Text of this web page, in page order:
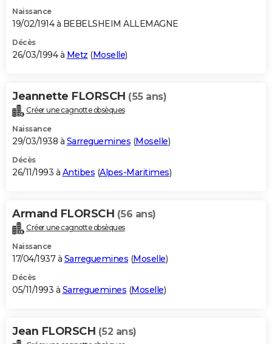
Naissance
19/02/1914 à BEBELSHEIM ALLEMAGNE
Décès
26/03/1994 à Metz (Moselle)
Jeannette FLORSCH (55 ans)
Créer une cagnotte obsèques
Naissance
29/03/1938 à Sarreguemines (Moselle)
Décès
26/11/1993 à Antibes (Alpes-Maritimes)
Armand FLORSCH (56 ans)
Créer une cagnotte obsèques
Naissance
17/04/1937 à Sarreguemines (Moselle)
Décès
05/11/1993 à Sarreguemines (Moselle)
Jean FLORSCH (52 ans)